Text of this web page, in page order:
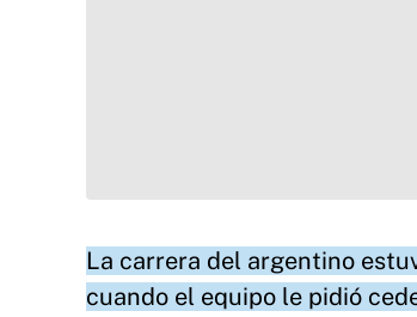
La carrera del argentino
cuando el equipo le pidió